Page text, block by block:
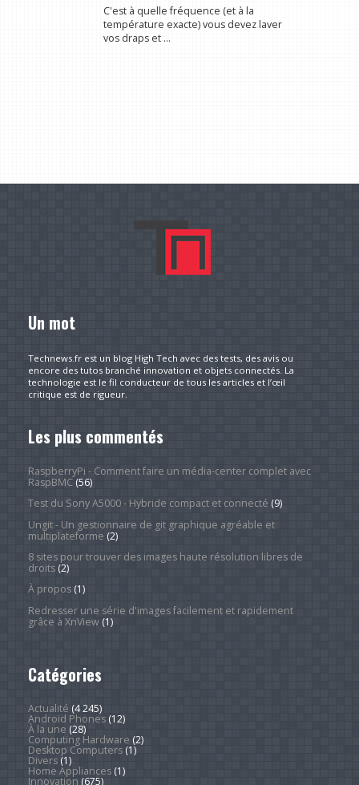
C'est à quelle fréquence (et à la
température exacte) vous devez laver
vos draps et ...
Un mot
Technews.fr est un blog High Tech avec des tests, des avis ou
encore des tutos branché innovation et objets connectés. La
technologie est le fil conducteur de tous les articles et l’œil
critique est de rigueur.
Les plus commentés
RaspberryPi - Comment faire un média-center complet avec
RaspBMC(56)
Test du Sony A5000 - Hybride compact et connecté (9)
Ungit - Un gestionnaire de git graphique agréable et
multiplateforme (2)
8 sites pour trouver des images haute résolution libres de
droits(2)
À propos(1)
Redresser une série d'images facilement et rapidement
grâce à XnView(1)
Catégories
Actualité (4 245)
Android Phones(12)
À la une (28)
Computing Hardware (2)
Desktop Computers(1)
Divers(1)
Home Appliances(1)
Innovation (675)